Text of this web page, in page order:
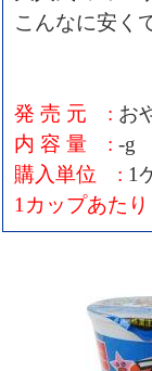
こんなに安く
発 売 元 : お
内 容 量 : -g
購入単位 : 1
1カップあた